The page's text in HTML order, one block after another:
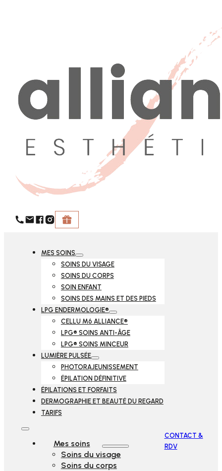
Follow us on Facebook
Follow us on Instagram
MES SOINS
SOINS DU VISAGE
SOINS DU CORPS
SOIN ENFANT
SOINS DES MAINS ET DES PIEDS
LPG ENDERMOLOGIE®
CELLU M6 ALLIANCE®
LPG® SOINS ANTI-ÂGE
LPG® SOINS MINCEUR
LUMIÈRE PULSÉE
PHOTORAJEUNISSEMENT
ÉPILATION DÉFINITIVE
ÉPILATIONS ET FORFAITS
DERMOGRAPHIE ET BEAUTÉ DU REGARD
TARIFS
Mes soins
Soins du visage
Soins du corps
CONTACT &
RDV